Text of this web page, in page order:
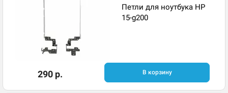
Петли для ноутбука HP
15-g200
290 р. В корзину